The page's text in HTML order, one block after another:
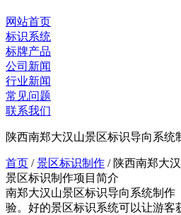
网站首页
标识系统
标牌产品
公司新闻
行业新闻
常见问题
联系我们
陕西南郑大汉山景区标识导向系统
首页 / 景区标识制作 /陕西南郑大
景区标识制作项目简介
南郑大汉山景区标识导向系统制
验。好的景区标识系统可以让游